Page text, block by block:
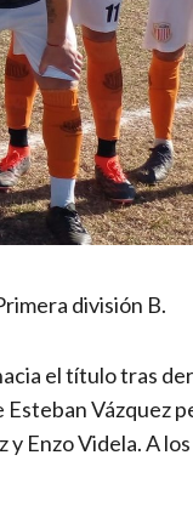
división B.
el título tras
Esteban Vázquez
Enzo Videla. A los